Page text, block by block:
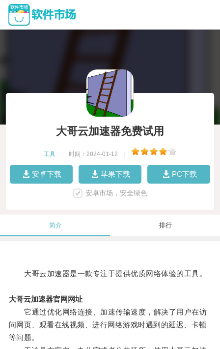
大哥云加速器免费试用
工具 时间：2024-01-12
安卓下载 苹果下载 PC下载
安卓市场，安全绿色
简介 排行
大哥云加速器是一款专注于提供优质网络体验的工具。
大哥云加速器官网网址
它通过优化网络连接、加速传输速度，解决了用户在访
问网页、观看在线视频、进行网络游戏时遇到的延迟、卡顿
等问题。